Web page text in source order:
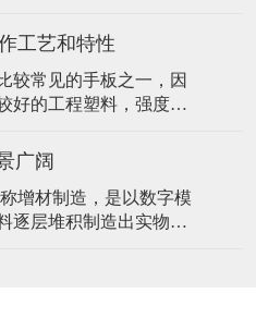
公差时，加工设备以及
人力物力成本相对也会
件结构（复杂程度以及
整体尺寸很大那么所用
工艺和特性
常见的手板之一，因
好的工程塑料，强度能
，打磨ABS材质的话，
abs材料还具有抗冲击
，能耐得了低温的抵
程度也是保证得到，一
广阔
材制造，是以数字模
逐层堆积制造出实物的